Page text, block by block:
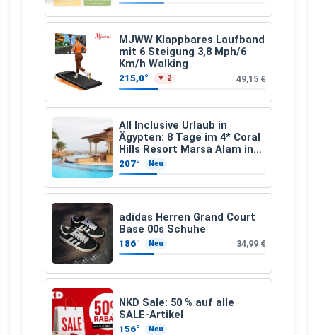
MJWW Klappbares Laufband
mit 6 Steigung 3,8 Mph/6
Km/h Walking
215,0° ▼ 2 49,15 €
All Inclusive Urlaub in
Ägypten: 8 Tage im 4* Coral
Hills Resort Marsa Alam inkl.
Flüge ab 299 € p.P.
207° Neu
adidas Herren Grand Court
Base 00s Schuhe
186° Neu 34,99 €
NKD Sale: 50 % auf alle
SALE-Artikel
156° Neu